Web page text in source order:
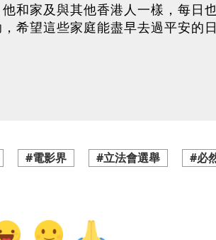
和家及與其他香港人一樣，每日
希望這些家庭能盡早去過平安的
#電影界 #立法會選舉
#必